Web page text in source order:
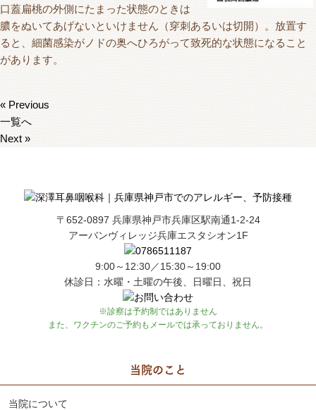
口蓋扁桃の外側にたまった状態のときは
膿をぬいてあげないといけません（穿刺あるいは切開）。放置す
ると、細菌感染がノドの奥へひろがって致死的な状態になること
があります。
« Previous
一覧へ
Next »
〒652-0897 兵庫県神戸市兵庫区駅南通1-2-24
アーバンヴィレッジ兵庫エスタシオン1F
9:00～12:30／15:30～19:00
休診日：水曜・土曜の午後、日曜日、祝日
※診察は予約制ではありません
また、ワクチンのご予約もメールでは承っておりません。
当院のこと
当院について